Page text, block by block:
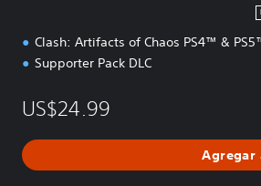
Clash: Artifacts of Chaos PS4™ &
Supporter Pack DLC
US$24.99
Agregar